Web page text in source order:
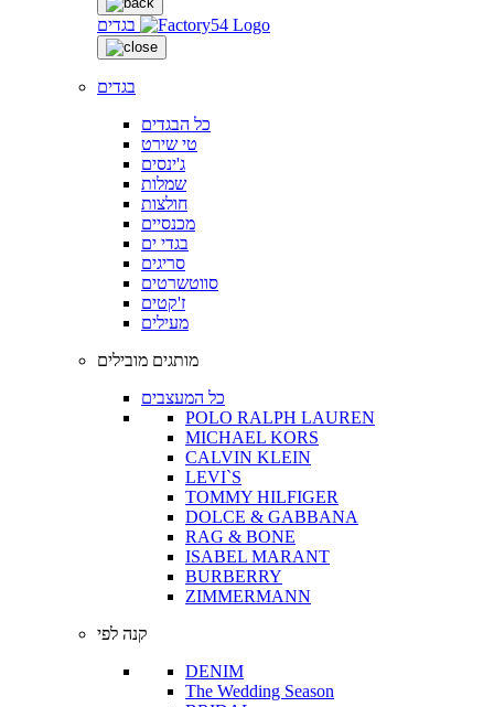
בגדים
בגדים
כל הבגדים
טי שירט
ג'ינסים
שמלות
חולצות
מכנסיים
בגדי ים
סריגים
סווטשרטים
ז'קטים
מעילים
מותגים מובילים
כל המעצבים
POLO RALPH LAUREN
MICHAEL KORS
CALVIN KLEIN
LEVI`S
TOMMY HILFIGER
DOLCE & GABBANA
RAG & BONE
ISABEL MARANT
BURBERRY
ZIMMERMANN
קנה לפי
DENIM
The Wedding Season